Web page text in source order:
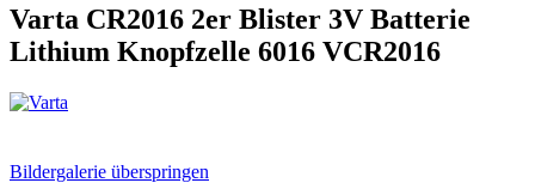
Varta CR2016 2er Blister 3V Batterie
Lithium Knopfzelle 6016 VCR2016
Bildergalerie überspringen